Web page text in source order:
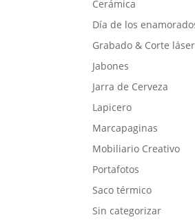
Cerámica
Día de los
Grabado & Corte láser
Jabones
Jarra de Cerveza
Lapicero
Marcapaginas
Mobiliario Creativo
Portafotos
Saco térmico
Sin categorizar